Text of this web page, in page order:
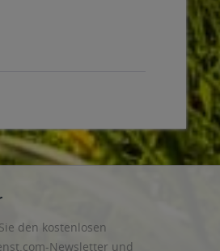
den kostenlosen
Newsletter und